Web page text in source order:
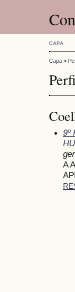
CAPA
Capa >
9º
A